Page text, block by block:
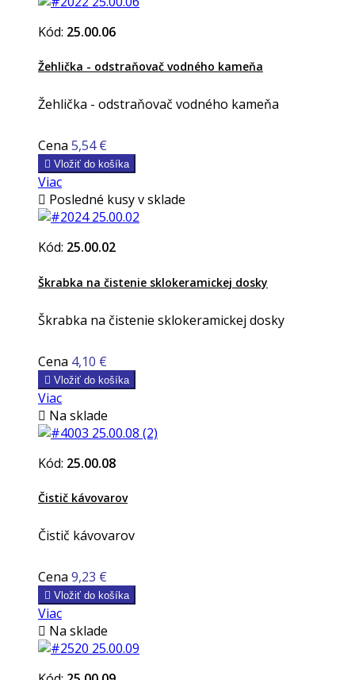
Kód: 25.00.06
Žehlička - odstraňovač vodného kameňa
Žehlička - odstraňovač vodného kameňa
Cena 5,54 €
 Vložiť do košíka
Viac
 Posledné kusy v sklade
Kód: 25.00.02
Škrabka na čistenie sklokeramickej dosky
Škrabka na čistenie sklokeramickej dosky
Cena 4,10 €
 Vložiť do košíka
Viac
 Na sklade
Kód: 25.00.08
Čistič kávovarov
Čistič kávovarov
Cena 9,23 €
 Vložiť do košíka
Viac
 Na sklade